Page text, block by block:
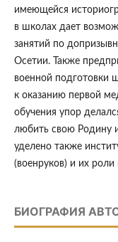
имеющейся
в школах дает
занятий по
Осетии. Также
военной подготовки
к оказанию первой
обучения упор
любить свою Родину
уделено также
(военруков) и их
БИОГРАФИЯ